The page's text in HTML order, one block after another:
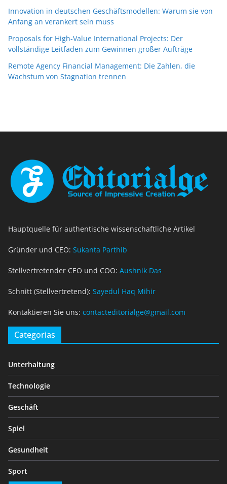
Innovation in deutschen Geschäftsmodellen: Warum sie von
Anfang an verankert sein muss
Proposals for High-Value International Projects: Der
vollständige Leitfaden zum Gewinnen großer Aufträge
Remote Agency Financial Management: Die Zahlen, die
Wachstum von Stagnation trennen
Hauptquelle für authentische wissenschaftliche Artikel
Gründer und CEO: Sukanta Parthib
Stellvertretender CEO und COO: Aushnik Das
Schnitt (Stellvertretend): Sayedul Haq Mihir
Kontaktieren Sie uns: contacteditorialge@gmail.com
Categorias
Unterhaltung
Technologie
Geschäft
Spiel
Gesundheit
Sport